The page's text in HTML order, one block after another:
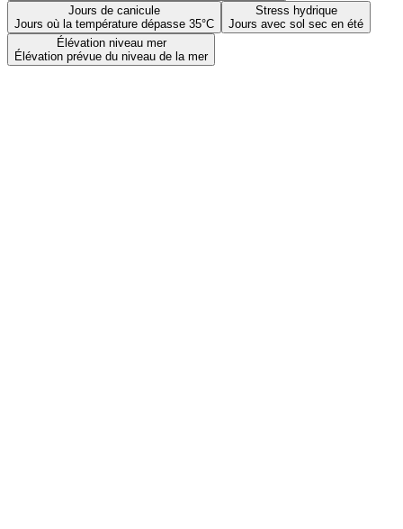
Jours de canicule
Jours où la température dépasse 35°C
Stress hydrique
Jours avec sol sec en été
Élévation niveau mer
Élévation prévue du niveau de la mer